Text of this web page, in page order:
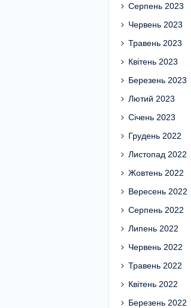
Серпень 2023
Червень 2023
Травень 2023
Квітень 2023
Березень 2023
Лютий 2023
Січень 2023
Грудень 2022
Листопад 2022
Жовтень 2022
Вересень 2022
Серпень 2022
Липень 2022
Червень 2022
Травень 2022
Квітень 2022
Березень 2022